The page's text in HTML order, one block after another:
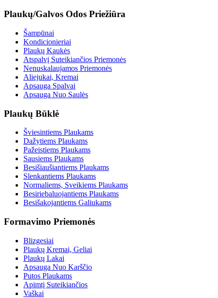
Plaukų/Galvos Odos Priežiūra
Šampūnai
Kondicionieriai
Plaukų Kaukės
Atspalvį Suteikiančios Priemonės
Nenuskalaujamos Priemonės
Aliejukai, Kremai
Apsauga Spalvai
Apsauga Nuo Saulės
Plaukų Būklė
Šviesintiems Plaukams
Dažytiems Plaukams
Pažeistiems Plaukams
Sausiems Plaukams
Besišiaušiantiems Plaukams
Slenkantiems Plaukams
Normaliems, Sveikiems Plaukams
Besiriebaluojantiems Plaukams
Besišakojantiems Galiukams
Formavimo Priemonės
Blizgesiai
Plaukų Kremai, Geliai
Plaukų Lakai
Apsauga Nuo Karščio
Putos Plaukams
Apimtį Suteikiančios
Vaškai